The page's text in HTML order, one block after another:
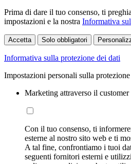
Prima di dare il tuo consenso, ti
impostazioni e la nostra Informativa
Accetta Solo obbligatori
Informativa sulla protezione dei dati
Impostazioni personali sulla
Marketing attraverso il customer
Con il tuo consenso, ti
esterne al nostro sito web e ti
A tal fine, confrontiamo i tuoi
seguenti fornitori esterni e